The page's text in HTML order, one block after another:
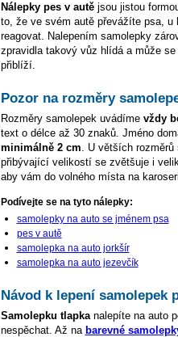
Nálepky pes v autějsou jistou
to, že ve svém autě převážíte psa, u
reagovat. Nalepením samolepky
zpravidla takový vůz hlídá a může
přiblíží.
Pozor na rozměry
Rozměry samolepek uvádíme vždy
text o délce až 30 znaků. Jméno
minimálně 2 cm. U větších rozměrů
přibývající velikostí se zvětšuje i
aby vám do volného místa na
Podívejte se na tyto nálepky:
samolepky na auto se jménem psa
pes v autě
samolepka na auto jorkšír
samolepka na auto jezevčík
Návod k lepení samolepek
Samolepku tlapkanalepíte na auto
nespěchat. Až na barevné